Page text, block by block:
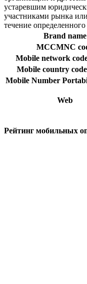
устаревшим
участниками рынка
течение
Brand name
MCCMNC
Mobile network
Mobile country
Mobile Number
Web
Рейтинг мобильных